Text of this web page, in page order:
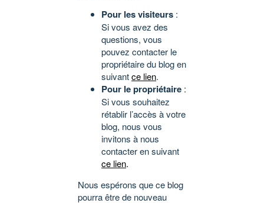
Pour les visiteurs :
Si vous avez des
questions, vous
pouvez contacter le
propriétaire du blog en
suivantce lien.
Pour le propriétaire :
Si vous souhaitez
rétablir l’accès à votre
blog, nous vous
invitons à nous
contacter en suivant
ce lien.
Nous espérons que ce blog
pourra être de nouveau